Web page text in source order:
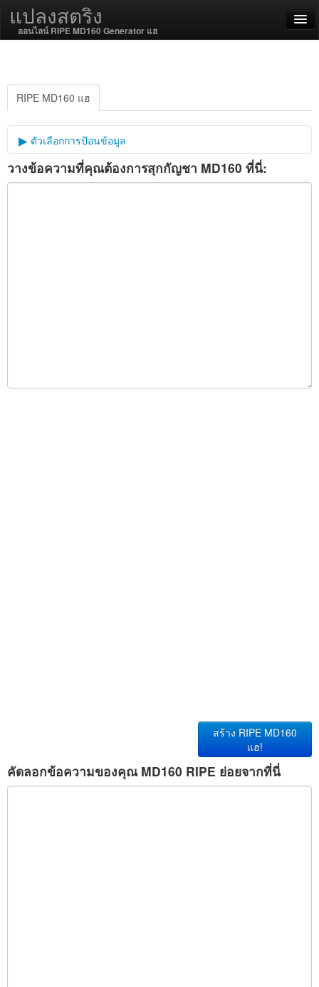
แปลงสตริง
ออนไลน์ RIPE MD160 Generator แฮ
ไทย
SSL On
เข้ารหัส / ถอดรหัส
RIPE MD160 แฮ
ตัวเลือกการป้อนข้อมูล
เกลือเข้ารหัสลับ
วางข้อความที่คุณต้องการสุกกัญชา MD160 ที่นี่:
สร้าง RIPE MD160
แฮ!
คัดลอกข้อความของคุณ MD160 RIPE ย่อยจากที่นี่